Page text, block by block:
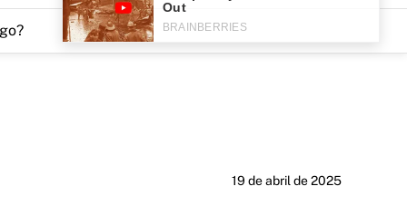
19 de abril de 2025